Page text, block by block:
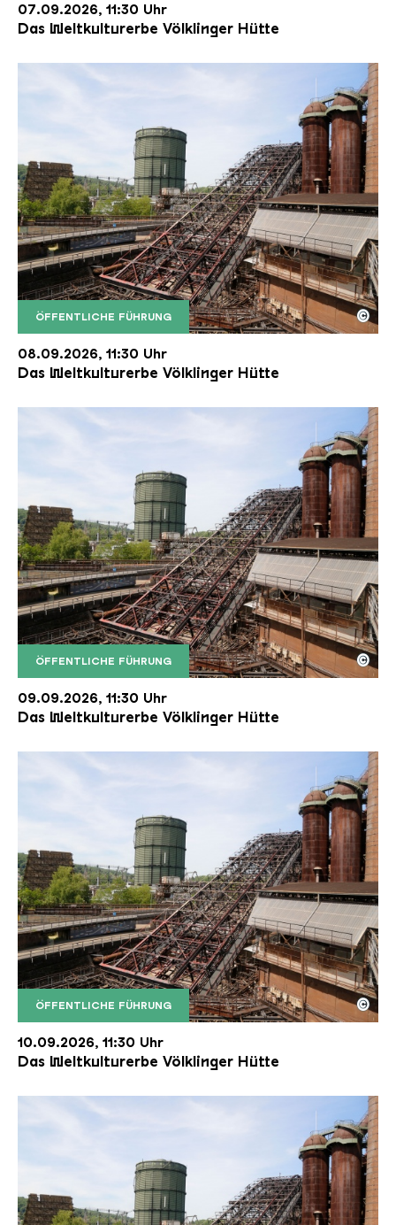
07.09.2026, 11:30 Uhr
Das Weltkulturerbe Völklinger Hütte
ÖFFENTLICHE FÜHRUNG
Der Erzschrägaufzug der Völklinger Hütte mit
Copyright: Weltkulturerbe Völklinger Hütte | Karl
©
08.09.2026, 11:30 Uhr
Das Weltkulturerbe Völklinger Hütte
ÖFFENTLICHE FÜHRUNG
Der Erzschrägaufzug der Völklinger Hütte mit
Copyright: Weltkulturerbe Völklinger Hütte | Karl
©
09.09.2026, 11:30 Uhr
Das Weltkulturerbe Völklinger Hütte
ÖFFENTLICHE FÜHRUNG
Der Erzschrägaufzug der Völklinger Hütte mit
Copyright: Weltkulturerbe Völklinger Hütte | Karl
©
10.09.2026, 11:30 Uhr
Das Weltkulturerbe Völklinger Hütte